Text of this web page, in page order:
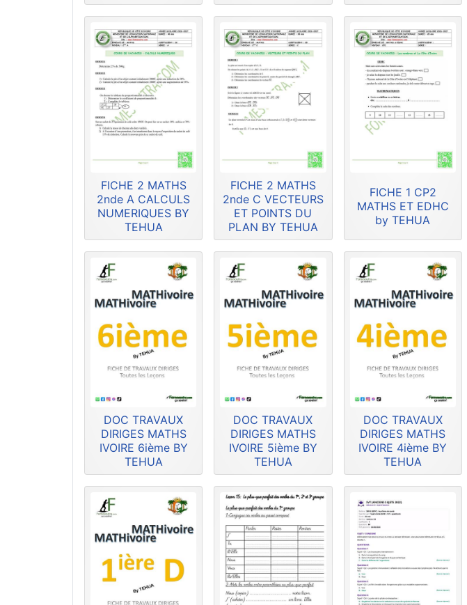
FICHE 2 MATHS
2nde A CALCULS
NUMERIQUES BY
TEHUA
FICHE 2 MATHS
2nde C VECTEURS
ET POINTS DU
PLAN BY TEHUA
FICHE 1 CP2
MATHS ET EDHC
by TEHUA
DOC TRAVAUX
DIRIGES MATHS
IVOIRE 6ième BY
TEHUA
DOC TRAVAUX
DIRIGES MATHS
IVOIRE 5ième BY
TEHUA
DOC TRAVAUX
DIRIGES MATHS
IVOIRE 4ième BY
TEHUA